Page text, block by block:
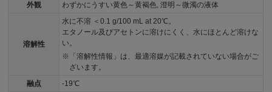
外観 わずかにうすい黄色～黄褐色, 澄明～微濁の液体
溶解性
水に不溶 ＜0.1 g/100 mL at 20℃。
エタノール及びアセトンに溶けにくく、水にほとんど溶けな
い。
「溶解性情報」は、最適溶媒が記載されていない場合がご
ざいます。
融点
-19℃